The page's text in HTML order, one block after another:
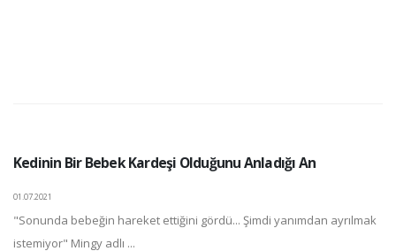
Kedinin Bir Bebek Kardeşi Olduğunu Anladığı An
01.07.2021
"Sonunda bebeğin hareket ettiğini gördü... Şimdi yanımdan ayrılmak
istemiyor" Mingy adlı ...